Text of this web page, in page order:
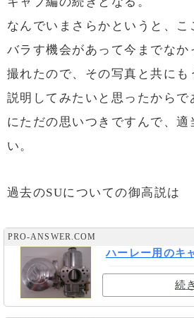
なんでいまさらかというと、こ
バラす機会があって今までなか
撮れたので、その写真と共にも
説明してみたいと思ったからで
にただの思いつきですんで、適
い。
過去のSUについての御高説は
PRO-ANSWER.COM
ハーレー用のキ
続